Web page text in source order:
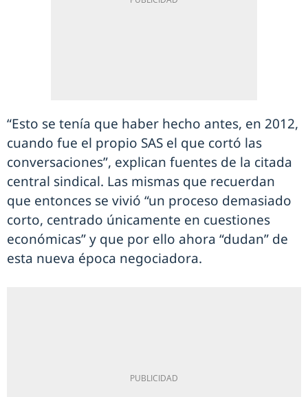
“Esto se tenía que haber hecho antes, en 2012,
cuando fue el propio SAS el que cortó las
conversaciones”, explican fuentes de la citada
central sindical. Las mismas que recuerdan
que entonces se vivió “un proceso demasiado
corto, centrado únicamente en cuestiones
económicas” y que por ello ahora “dudan” de
esta nueva época negociadora.